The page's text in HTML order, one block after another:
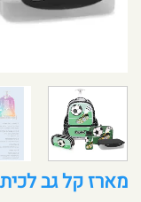
מארז קל גב